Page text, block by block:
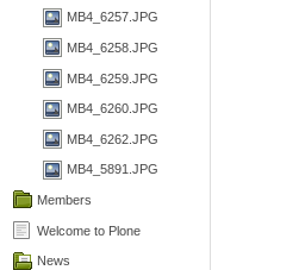
MB4_6257.JPG
MB4_6258.JPG
MB4_6259.JPG
MB4_6260.JPG
MB4_6262.JPG
MB4_5891.JPG
Members
Welcome to Plone
News